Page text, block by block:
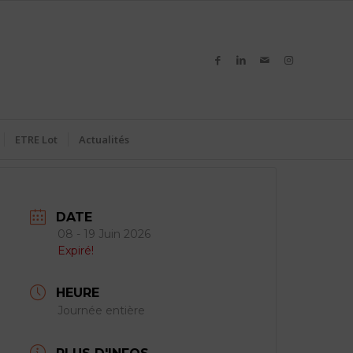
ETRE Lot Actualités
DATE
08 - 19 Juin 2026
Expiré!
HEURE
Journée entière